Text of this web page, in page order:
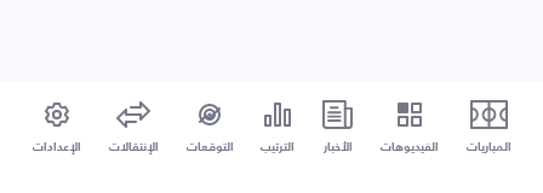
المباريات الفيديوهات الأخبار الترتيب التوقعات الإنتقالات الإعدادات